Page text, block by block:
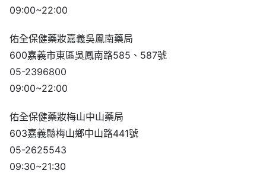
09:00~22:00
佑全保健藥妝嘉義吳鳳南藥局
600嘉義市東區吳鳳南路585、587號
05-2396800
09:00~22:00
佑全保健藥妝梅山中山藥局
603嘉義縣梅山鄉中山路441號
05-2625543
09:30~21:30